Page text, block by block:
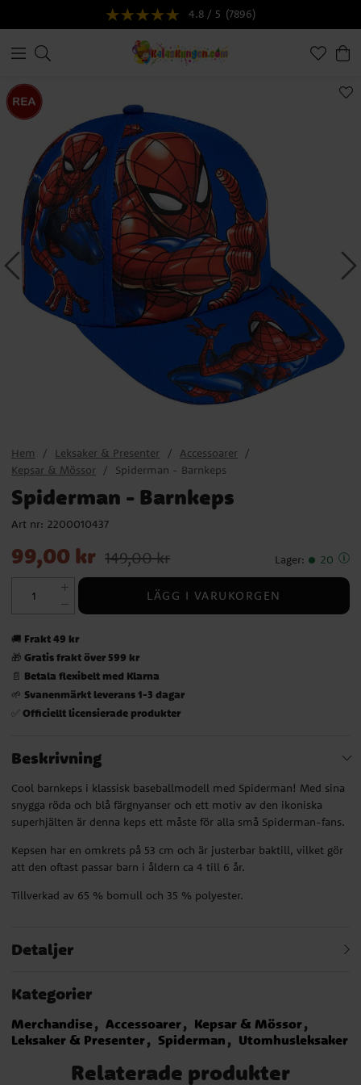
4.8 / 5 (7896)
Hem Leksaker & Presenter
Accessoarer
Kepsar & Mössor
Spiderman - Barnkeps
Spiderman - Barnkeps
Art nr: 2200010437
Nuvarande pris
99,00 kr 149,00 kr Lager: 20
LÄGG I VARUKORGEN
🚚 Frakt 49 kr
🎁 Gratis frakt över 599 kr
📄 Betala flexibelt med Klarna
🌱 Svanenmärkt leverans 1-3 dagar
✅ Officiellt licensierade produkter
Beskrivning
Cool barnkeps i klassisk baseballmodell med Spiderman! Med sina
snygga röda och blå färgnyanser och ett motiv av den ikoniska
superhjälten är denna keps ett måste för alla små Spiderman-fans.
Kepsen har en omkrets på 53 cm och är justerbar baktill, vilket gör
att den oftast passar barn i åldern ca 4 till 6 år.
Tillverkad av 65 % bomull och 35 % polyester.
Detaljer
Kategorier
Merchandise Accessoarer
Kepsar & Mössor
Leksaker & Presenter
Spiderman Utomhusleksaker
Relaterade produkter